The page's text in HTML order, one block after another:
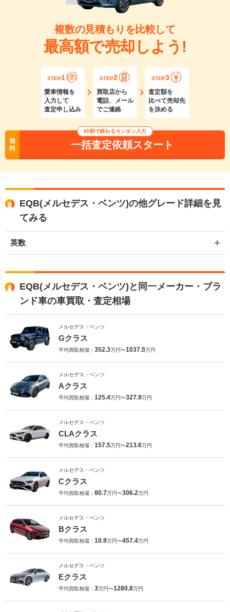
複数の見積もりを比較して
最高額で売却しよう!
STEP1
愛車情報を
入力して
査定申し込み
STEP2
買取店から
電話、メール
でご連絡
STEP3
査定額を
比べて売却先
を決める
無
料
90秒で終わるカンタン入力
一括査定依頼スタート
EQB(メルセデス・ベンツ)の他グレード詳細を見
てみる
英数
EQB(メルセデス・ベンツ)と同一メーカー・ブラ
ンド車の車買取・査定相場
メルセデス・ベンツ
Gクラス
平均買取相場： 352.3万円〜1037.5万円
メルセデス・ベンツ
Aクラス
平均買取相場： 125.4万円〜327.9万円
メルセデス・ベンツ
CLAクラス
平均買取相場： 157.5万円〜213.6万円
メルセデス・ベンツ
Cクラス
平均買取相場： 80.7万円〜306.2万円
メルセデス・ベンツ
Bクラス
平均買取相場： 10.9万円〜457.4万円
メルセデス・ベンツ
Eクラス
平均買取相場： 3万円〜1280.8万円